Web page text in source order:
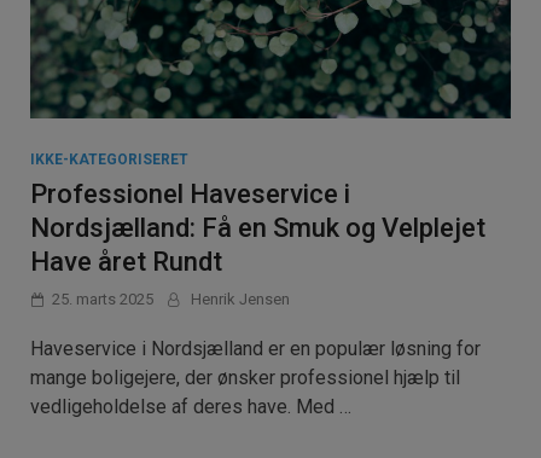
IKKE-KATEGORISERET
Professionel Haveservice i
Nordsjælland: Få en Smuk og Velplejet
Have året Rundt
25. marts 2025 Henrik Jensen
Haveservice i Nordsjælland er en populær løsning for
mange boligejere, der ønsker professionel hjælp til
vedligeholdelse af deres have. Med …